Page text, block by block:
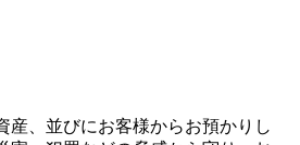
産、並びにお客様からお預かりし